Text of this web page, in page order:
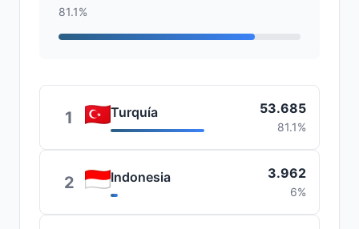
81.1%
1 Turquía 53.685
81.1%
2 Indonesia 3.962
6%